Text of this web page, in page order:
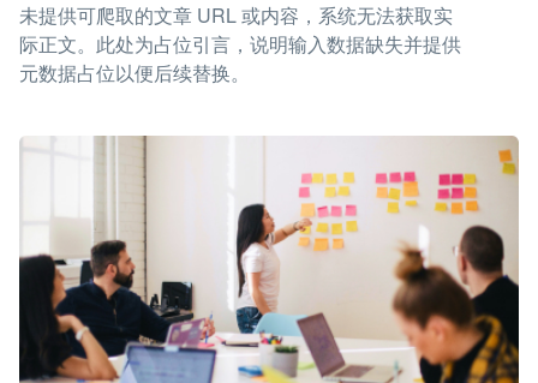
未提供可爬取的文章 URL 或内容，系统无法获取实
际正文。此处为占位引言，说明输入数据缺失并提供
元数据占位以便后续替换。